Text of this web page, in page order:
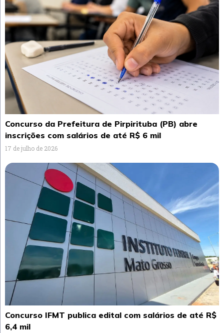
Concurso da Prefeitura de Pirpirituba (PB) abre
inscrições com salários de até R$ 6 mil
17 de julho de 2026
Concurso IFMT publica edital com salários de até R$
6,4 mil